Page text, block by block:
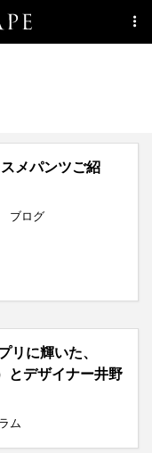
メパンツご紹
ブログ
リに輝いた、
とデザイナー井野
ム